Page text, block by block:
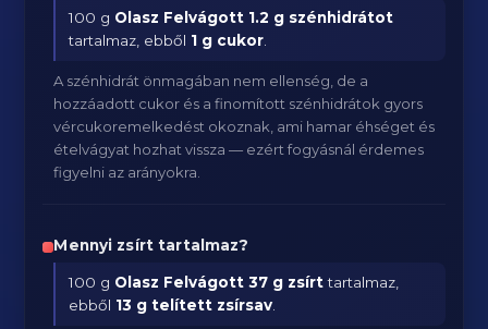
100 g Olasz Felvágott 1.2 g szénhidrátot
tartalmaz, ebből 1 g cukor
A szénhidrát önmagában nem ellenség, de a
hozzáadott cukor és a finomított szénhidrátok gyors
vércukoremelkedést okoznak, ami hamar éhséget és
ételvágyat hozhat vissza — ezért fogyásnál érdemes
figyelni az arányokra.
Mennyi zsírt tartalmaz?
100 g Olasz Felvágott 37 g zsírttartalmaz,
ebből 13 g telített zsírsav